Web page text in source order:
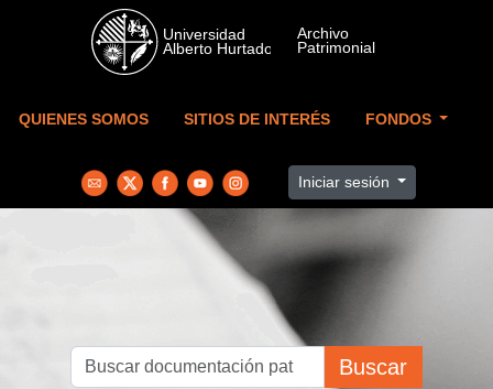
Skip to main content
QUIENES SOMOS SITIOS DE INTERÉS FONDOS
Iniciar sesión
Buscar